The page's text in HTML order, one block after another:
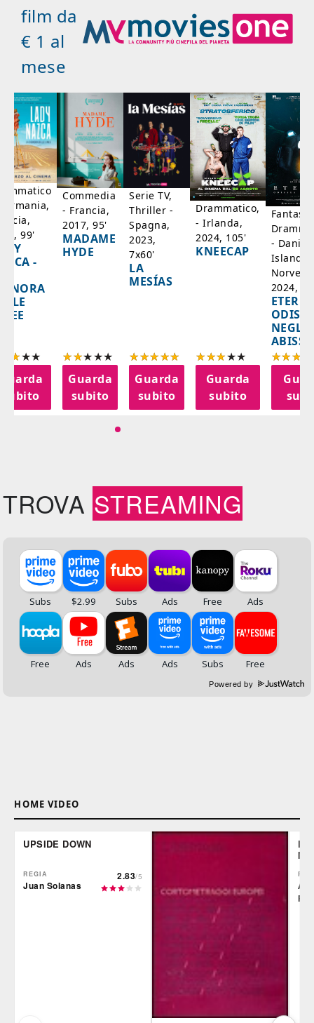
film da
€ 1 al
mese
99'
-
subito
Commedia
- Francia,
2017, 95'
MADAME
HYDE
Guarda
subito
Serie TV,
Thriller -
Spagna,
2023,
7x60'
LA
MESÍAS
Guarda
subito
Drammatico,
- Irlanda,
2024, 105'
KNEECAP
Guarda
subito
-
Islanda,
2024,
NEGLI
ABISSI
TROVA STREAMING
Powered by
HOME VIDEO
UPSIDE DOWN
REGIA
Juan Solanas
2.83/5
LE